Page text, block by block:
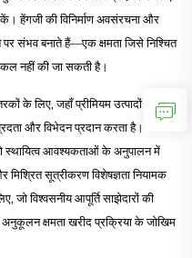
हेंगजी की विनिर्माण अवसंरचना और
संभव बनाते हैं—एक क्षमता जिसे निश्चित
नकल नहीं की जा सकती है।
के लिए, जहाँ प्रीमियम उत्पादों की मांग
और विभेदन प्रदान करता है। उत्तर
स्थायित्व आवश्यकताओं के अनुपालन में
सूत्रीकरण विशेषज्ञता नियामक
जो विश्वसनीय आपूर्ति साझेदारों की
क्षमता खरीद प्रक्रिया के जोखिम